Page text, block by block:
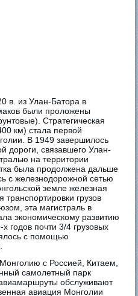
в. из Улан-Батора в
были проложены
Стратегическая
км) стала первой
В 1949 завершилось
дороги, связавшего Улан-
на территории
была продолжена дальше
с железнодорожной сетью
земле железная
грузов
эта магистраль в
экономическому развитию
годов почти 3/4 грузовых
с помощью
с Россией, Китаем,
самолетный парк
обслуживают
авиация Монголии